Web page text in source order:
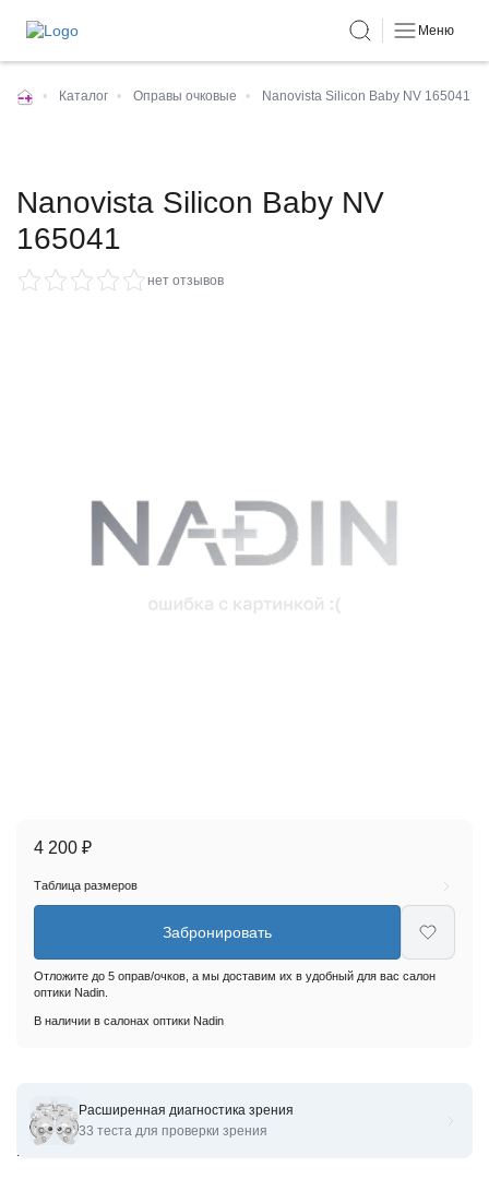
Меню
• Каталог • Оправы очковые • Nanovista Silicon Baby NV 165041
Nanovista Silicon Baby NV
165041
нет отзывов
Оправы для очков корригирующих Nanovista Silicon Baby NV
165041
4 200 ₽
Таблица размеров
Забронировать
Отложите до 5 оправ/очков, а мы доставим их в удобный для вас салон
оптики Nadin.
В наличии в салонах оптики Nadin
Расширенная диагностика зрения
33 теста для проверки зрения